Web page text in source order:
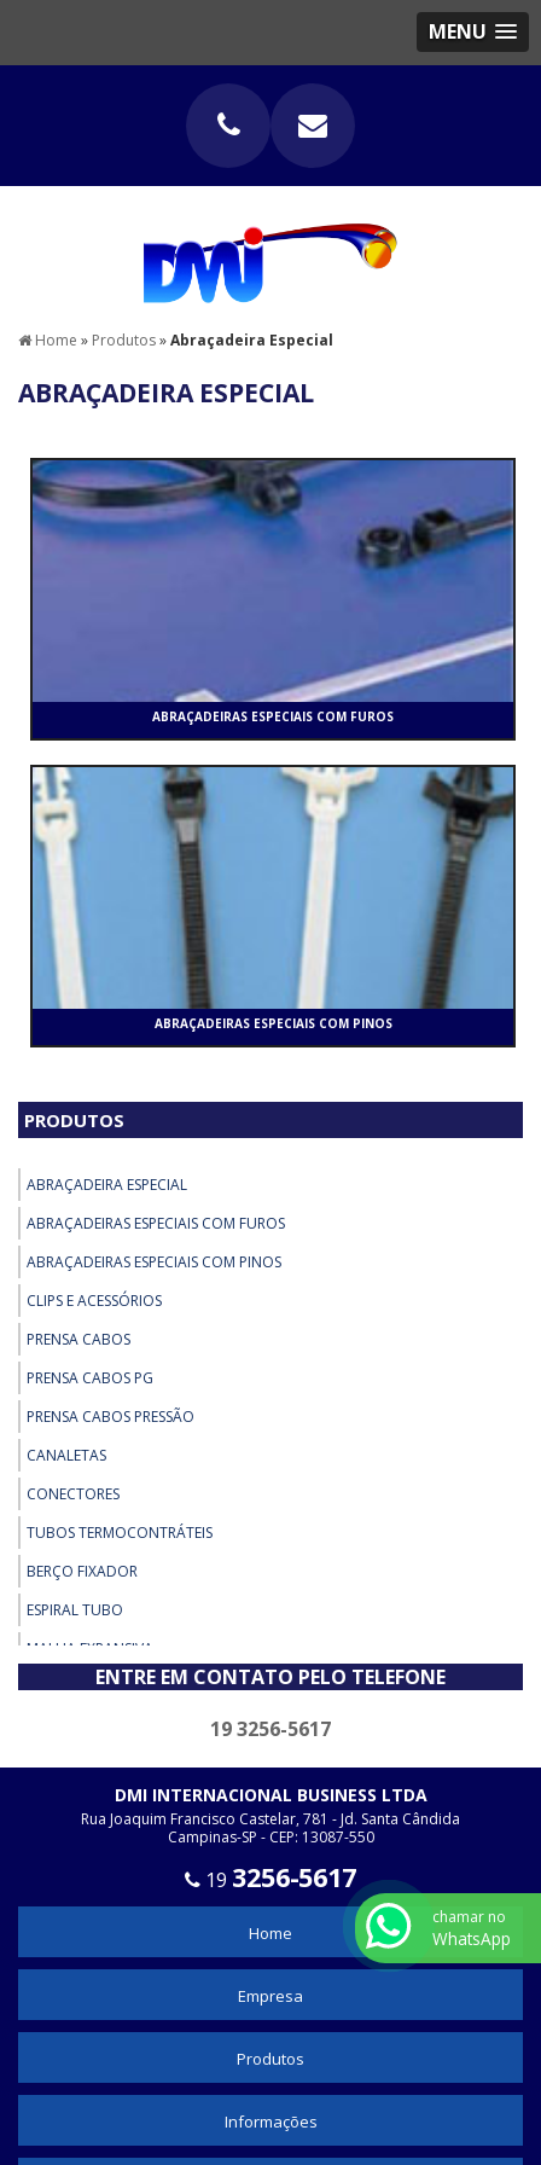
MENU
Home » Produtos»Abraçadeira Especial
ABRAÇADEIRA ESPECIAL
ABRAÇADEIRAS ESPECIAIS COM FUROS
ABRAÇADEIRAS ESPECIAIS COM PINOS
PRODUTOS
ABRAÇADEIRA ESPECIAL
ABRAÇADEIRAS ESPECIAIS COM FUROS
ABRAÇADEIRAS ESPECIAIS COM PINOS
CLIPS E ACESSÓRIOS
PRENSA CABOS
PRENSA CABOS PG
PRENSA CABOS PRESSÃO
CANALETAS
CONECTORES
TUBOS TERMOCONTRÁTEIS
BERÇO FIXADOR
ESPIRAL TUBO
MALHA EXPANSIVA
ABRAÇADEIRA
TUBOS TERMOCONTRÁTEIS ADESIVADOS
CAPUZ
FIXADORES ADESIVOS
FITAS ISOLANTE - UB - 130
TUBOS TERMOCONTRÁTEIS MÉDIA TENSÃO
ENTRE EM CONTATO PELO TELEFONE
19 3256-5617
DMI INTERNACIONAL BUSINESS LTDA
Rua Joaquim Francisco Castelar, 781 - Jd. Santa Cândida
Campinas-SP - CEP: 13087-550
19 3256-5617
Home
Empresa
Produtos
Informações
chamar no
WhatsApp